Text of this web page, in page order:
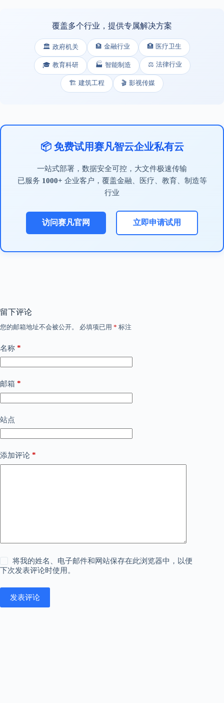
覆盖多个行业，提供专属解决方案
🏛️ 政府机关 🏦 金融行业 🏥 医疗卫生
🎓 教育科研 🏭 智能制造 ⚖️ 法律行业
🏗️ 建筑工程 🎬 影视传媒
📦 免费试用赛凡智云企业私有云
一站式部署，数据安全可控，大文件极速传输
已服务 1000+ 企业客户，覆盖金融、医疗、教育、制造等
行业
访问赛凡官网 立即申请试用
留下评论
您的邮箱地址不会被公开。 必填项已用 * 标注
名称 *
邮箱 *
站点
添加评论 *
将我的姓名、电子邮件和网站保存在此浏览器中，以便
下次发表评论时使用。
发表评论